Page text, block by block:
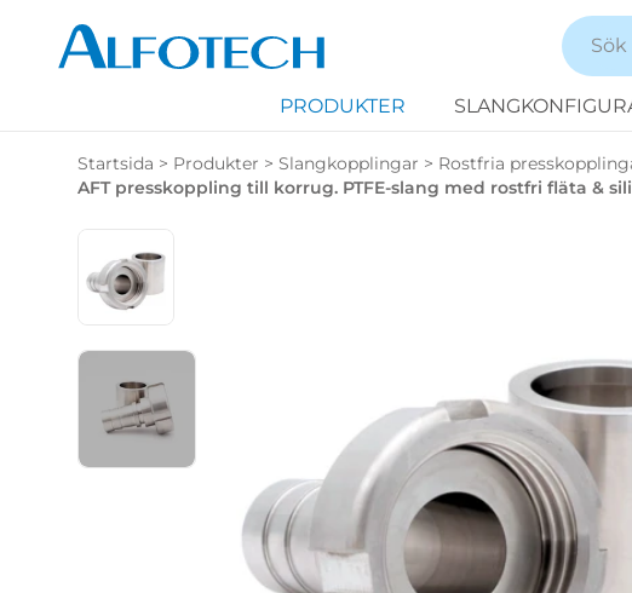
PRODUKTER
Startsida > Produkter > Slangkopplingar > Rostfria
AFT presskoppling till korrug. PTFE-slang med rostfri fläta &